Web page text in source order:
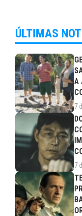
ÚLTIMAS
A
7
7